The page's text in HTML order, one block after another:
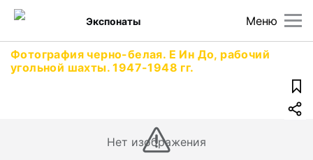
Меню
Экспонаты
Фотография черно-белая. Е Ин До, рабочий
угольной шахты. 1947-1948 гг.
Нет изображения